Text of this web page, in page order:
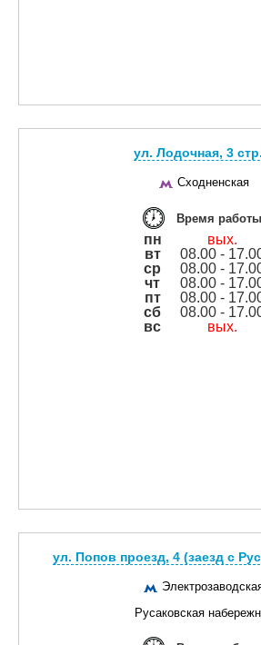
ул. Лодочная, 3
Сходненская
Время
пн
вых.
вт
08.00 -
ср
08.00 -
чт
08.00 -
пт
08.00 -
сб
08.00 -
вс
вых.
ул. Попов проезд, 4 (заезд с
Русаковская